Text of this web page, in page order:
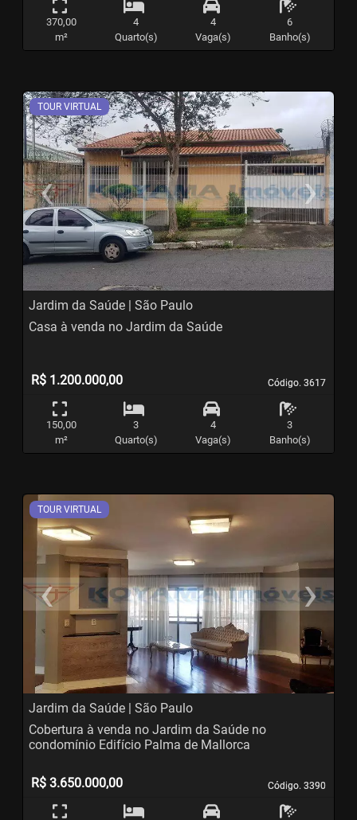
370,00
m²
4
Quarto(s)
4
Vaga(s)
6
Banho(s)
TOUR VIRTUAL
‹
Previous
›
Jardim da Saúde | São Paulo
Código. 3617
Código. 3617
Casa à venda no Jardim da Saúde
R$ 1.200.000,00
150,00
m²
3
Quarto(s)
4
Vaga(s)
3
Banho(s)
TOUR VIRTUAL
‹
Previous
›
Jardim da Saúde | São Paulo
Código. 3390
Código. 3390
Cobertura à venda no Jardim da Saúde no
condomínio Edifício Palma de Mallorca
R$ 3.650.000,00